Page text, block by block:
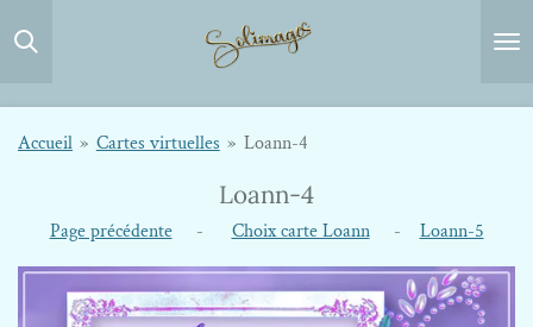
Passer
Accueil » Cartes virtuelles » Loann-4
Loann-4
Page précédente- Choix carte Loann- Loann-5